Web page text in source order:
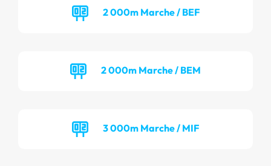
2 000m Marche / BEF
2 000m Marche / BEM
3 000m Marche / MIF